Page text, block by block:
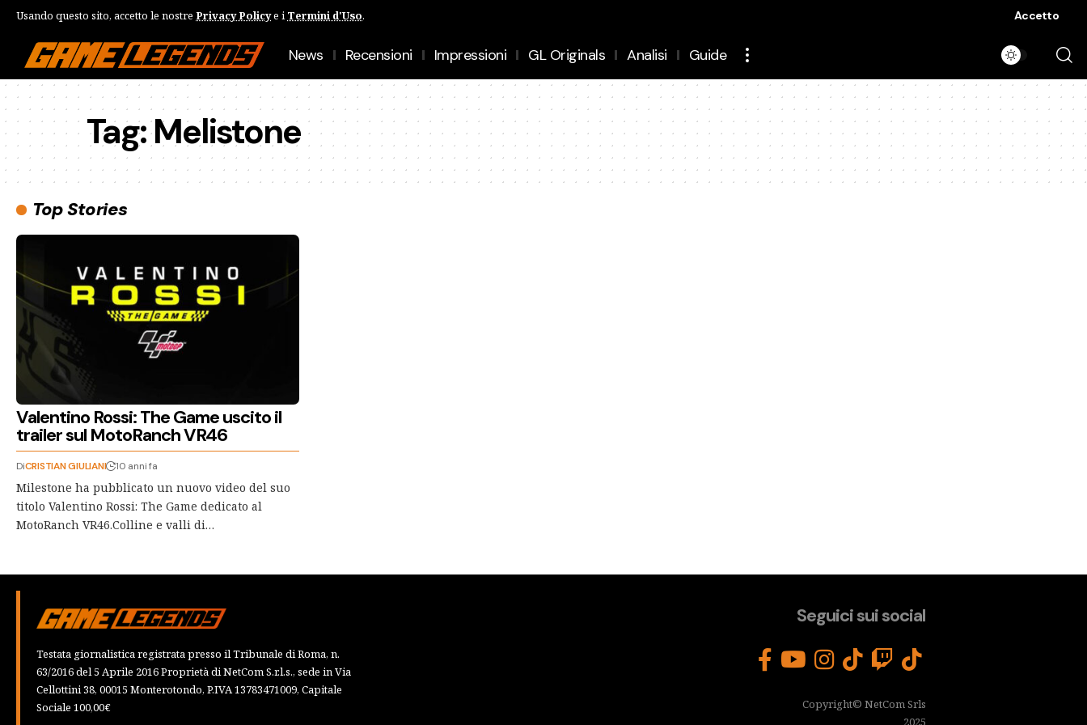
Usando questo sito, accetto le nostre Privacy Policye i Termini d'Uso. Accetto
News Recensioni Impressioni GL Originals Analisi Guide
Tag:Melistone
Top Stories
Valentino Rossi: The Game uscito il
trailer sul MotoRanch VR46
DiCRISTIAN GIULIANI 10 anni fa
Milestone ha pubblicato un nuovo video del suo
titolo Valentino Rossi: The Game dedicato al
MotoRanch VR46.Colline e valli di…
Testata giornalistica registrata presso il Tribunale di Roma, n.
63/2016 del 5 Aprile 2016 Proprietà di NetCom S.r.l.s., sede in Via
Cellottini 38, 00015 Monterotondo, P.IVA 13783471009, Capitale
Sociale 100,00€
Seguici sui social
Copyright© NetCom Srls
2025